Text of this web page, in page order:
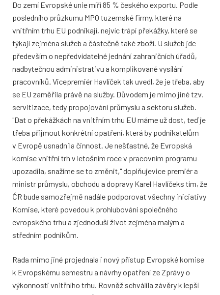
Do zemí Evropské unie míří 85 % českého exportu. Podle
posledního průzkumu MPO tuzemské firmy, které na
vnitřním trhu EU podnikají, nejvíc trápí překážky, které se
týkají zejména služeb a částečně také zboží. U služeb jde
především o nepředvídatelné jednání zahraničních úřadů,
nadbytečnou administrativu a komplikované vysílání
pracovníků. Vicepremiér Havlíček tak uvedl, že je třeba, aby
se EU zaměřila právě na služby. Důvodem je mimo jiné tzv.
servitizace, tedy propojování průmyslu a sektoru služeb.
"Dat o překážkách na vnitřním trhu EU máme už dost, teď je
třeba přijmout konkrétní opatření, která by podnikatelům
v Evropě usnadnila činnost. Je nešťastné, že Evropská
komise vnitřní trh v letošním roce v pracovním programu
upozadila, snažíme se to změnit," doplňujevice premiér a
ministr průmyslu, obchodu a dopravy Karel Havlíčeks tím, že
ČR bude samozřejmě nadále podporovat všechny iniciativy
Komise, které povedou k prohlubování společného
evropského trhu a zjednoduší život zejména malým a
středním podnikům.
Rada mimo jiné projednala i nový přístup Evropské komise
k Evropskému semestru a návrhy opatření ze Zprávy o
výkonnosti vnitřního trhu. Rovněž schválila závěry k lepší